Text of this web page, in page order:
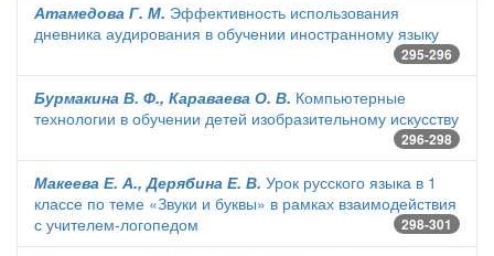
Атамедова Г. М. Эффективность использования
дневника аудирования в обучении иностранному языку
295-296
Бурмакина В. Ф., Караваева О. В. Компьютерные
технологии в обучении детей изобразительному искусству
296-298
Макеева Е. А., Дерябина Е. В. Урок русского языка в 1
классе по теме «Звуки и буквы» в рамках взаимодействия
с учителем-логопедом
298-301